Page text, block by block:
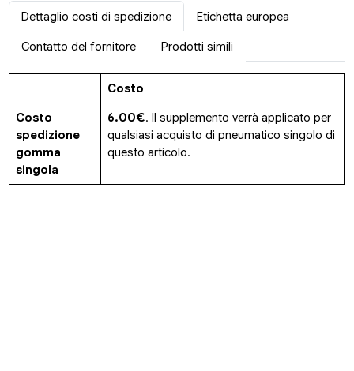
Dettaglio costi di spedizione Etichetta europea
Contatto del fornitore Prodotti simili
Costo
Costo
spedizione
gomma
singola
6.00€. Il supplemento verrà applicato per
qualsiasi acquisto di pneumatico singolo di
questo articolo.